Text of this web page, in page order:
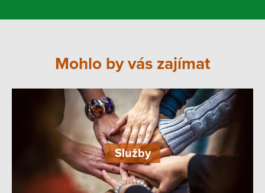
Mohlo by vás zajímat
Služby